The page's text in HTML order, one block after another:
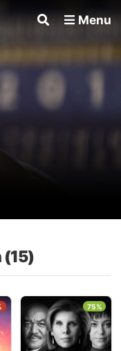
Menu
(15)
75%